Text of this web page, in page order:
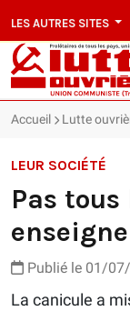
LES AUTRES SITES
Accueil Lutte
LEUR SOCIÉTÉ
Pas
enseigne
Publié le 01/
La canicule a